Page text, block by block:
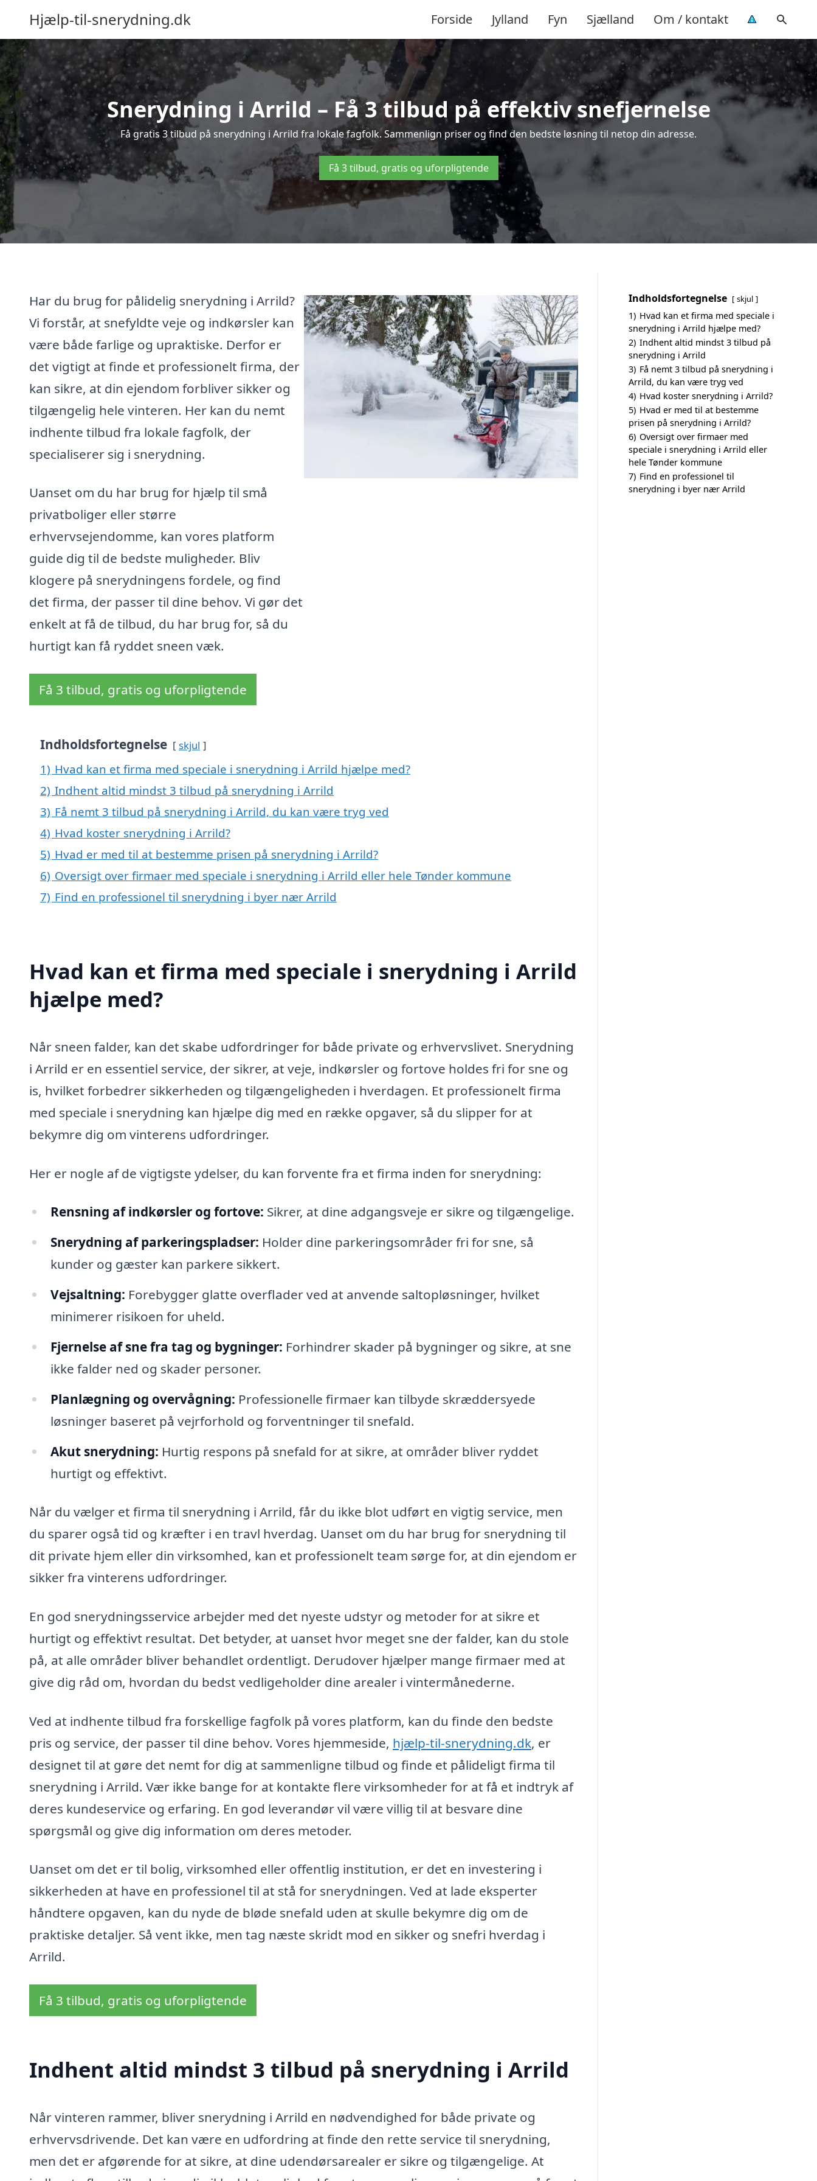
Hjælp-til-snerydning.dk Forside Jylland Fyn Sjælland Om / kontakt
Snerydning i Arrild – Få 3 tilbud på effektiv snefjernelse
Få gratis 3 tilbud på snerydning i Arrild fra lokale fagfolk. Sammenlign priser og find den bedste løsning til netop din adresse.
Få 3 tilbud, gratis og uforpligtende
Har du brug for pålidelig snerydning i Arrild?
Vi forstår, at snefyldte veje og indkørsler kan
være både farlige og upraktiske. Derfor er
det vigtigt at finde et professionelt firma, der
kan sikre, at din ejendom forbliver sikker og
tilgængelig hele vinteren. Her kan du nemt
indhente tilbud fra lokale fagfolk, der
specialiserer sig i snerydning.
Uanset om du har brug for hjælp til små
privatboliger eller større
erhvervsejendomme, kan vores platform
guide dig til de bedste muligheder. Bliv
klogere på snerydningens fordele, og find
det firma, der passer til dine behov. Vi gør det
enkelt at få de tilbud, du har brug for, så du
hurtigt kan få ryddet sneen væk.
Få 3 tilbud, gratis og uforpligtende
Indholdsfortegnelse skjul
1) Hvad kan et firma med speciale i snerydning i Arrild hjælpe med?
2) Indhent altid mindst 3 tilbud på snerydning i Arrild
3) Få nemt 3 tilbud på snerydning i Arrild, du kan være tryg ved
4) Hvad koster snerydning i Arrild?
5) Hvad er med til at bestemme prisen på snerydning i Arrild?
6) Oversigt over firmaer med speciale i snerydning i Arrild eller hele Tønder kommune
7) Find en professionel til snerydning i byer nær Arrild
Hvad kan et firma med speciale i snerydning i Arrild
hjælpe med?
Når sneen falder, kan det skabe udfordringer for både private og erhvervslivet. Snerydning
i Arrild er en essentiel service, der sikrer, at veje, indkørsler og fortove holdes fri for sne og
is, hvilket forbedrer sikkerheden og tilgængeligheden i hverdagen. Et professionelt firma
med speciale i snerydning kan hjælpe dig med en række opgaver, så du slipper for at
bekymre dig om vinterens udfordringer.
Her er nogle af de vigtigste ydelser, du kan forvente fra et firma inden for snerydning:
Rensning af indkørsler og fortove: Sikrer, at dine adgangsveje er sikre og tilgængelige.
Snerydning af parkeringspladser: Holder dine parkeringsområder fri for sne, så
kunder og gæster kan parkere sikkert.
Vejsaltning: Forebygger glatte overflader ved at anvende saltopløsninger, hvilket
minimerer risikoen for uheld.
Fjernelse af sne fra tag og bygninger: Forhindrer skader på bygninger og sikre, at sne
ikke falder ned og skader personer.
Planlægning og overvågning: Professionelle firmaer kan tilbyde skræddersyede
løsninger baseret på vejrforhold og forventninger til snefald.
Akut snerydning: Hurtig respons på snefald for at sikre, at områder bliver ryddet
hurtigt og effektivt.
Når du vælger et firma til snerydning i Arrild, får du ikke blot udført en vigtig service, men
du sparer også tid og kræfter i en travl hverdag. Uanset om du har brug for snerydning til
dit private hjem eller din virksomhed, kan et professionelt team sørge for, at din ejendom er
sikker fra vinterens udfordringer.
En god snerydningsservice arbejder med det nyeste udstyr og metoder for at sikre et
hurtigt og effektivt resultat. Det betyder, at uanset hvor meget sne der falder, kan du stole
på, at alle områder bliver behandlet ordentligt. Derudover hjælper mange firmaer med at
give dig råd om, hvordan du bedst vedligeholder dine arealer i vintermånederne.
Ved at indhente tilbud fra forskellige fagfolk på vores platform, kan du finde den bedste
pris og service, der passer til dine behov. Vores hjemmeside, hjælp-til-snerydning.dk, er
designet til at gøre det nemt for dig at sammenligne tilbud og finde et pålideligt firma til
snerydning i Arrild. Vær ikke bange for at kontakte flere virksomheder for at få et indtryk af
deres kundeservice og erfaring. En god leverandør vil være villig til at besvare dine
spørgsmål og give dig information om deres metoder.
Uanset om det er til bolig, virksomhed eller offentlig institution, er det en investering i
sikkerheden at have en professionel til at stå for snerydningen. Ved at lade eksperter
håndtere opgaven, kan du nyde de bløde snefald uden at skulle bekymre dig om de
praktiske detaljer. Så vent ikke, men tag næste skridt mod en sikker og snefri hverdag i
Arrild.
Få 3 tilbud, gratis og uforpligtende
Indhent altid mindst 3 tilbud på snerydning i Arrild
Når vinteren rammer, bliver snerydning i Arrild en nødvendighed for både private og
erhvervsdrivende. Det kan være en udfordring at finde den rette service til snerydning,
men det er afgørende for at sikre, at dine udendørsarealer er sikre og tilgængelige. At
Indholdsfortegnelse skjul
1) Hvad kan et firma med speciale i
snerydning i Arrild hjælpe med?
2) Indhent altid mindst 3 tilbud på
snerydning i Arrild
3) Få nemt 3 tilbud på snerydning i
Arrild, du kan være tryg ved
4) Hvad koster snerydning i Arrild?
5) Hvad er med til at bestemme
prisen på snerydning i Arrild?
6) Oversigt over firmaer med
speciale i snerydning i Arrild eller
hele Tønder kommune
7) Find en professionel til
snerydning i byer nær Arrild